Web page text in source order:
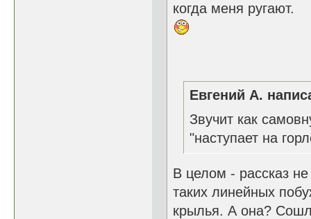
когда меня ругают.
Евгений А.
Звучит как
"наступает на
В целом - рассказ
таких линейных
крылья. А она?